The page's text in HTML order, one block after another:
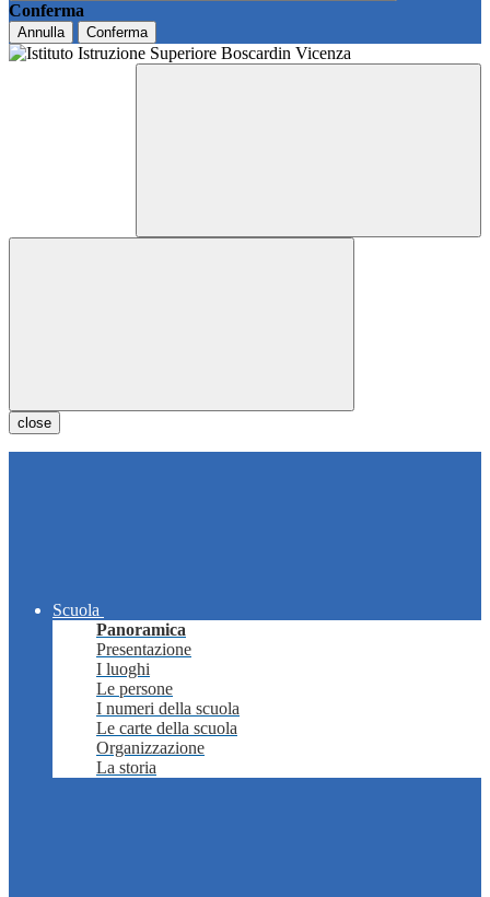
Conferma
Annulla Conferma
close
Scuola
Panoramica
Presentazione
I luoghi
Le persone
I numeri della scuola
Le carte della scuola
Organizzazione
La storia